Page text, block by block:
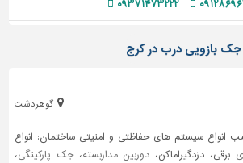
۰۹۳۷۱۴۷۳۲۲۲
جک بازویی درب در کرج
گوهردشت
سیستم های حفاظتی و امنیتی ساختمان: انواع
برقی، دزدگیراماکن، دوربین مداربسته،جک پارکینگی،